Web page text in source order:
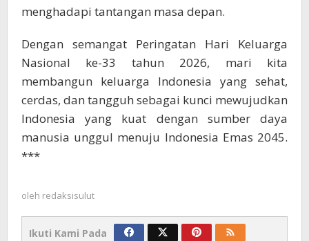
menghadapi tantangan masa depan.
Dengan semangat Peringatan Hari Keluarga
Nasional ke-33 tahun 2026, mari kita
membangun keluarga Indonesia yang sehat,
cerdas, dan tangguh sebagai kunci mewujudkan
Indonesia yang kuat dengan sumber daya
manusia unggul menuju Indonesia Emas 2045.
***
oleh redaksisulut
Ikuti Kami Pada